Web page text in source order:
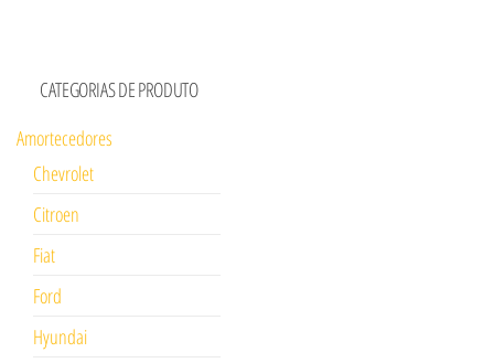
CATEGORIAS DE PRODUTO
Amortecedores
Chevrolet
Citroen
Fiat
Ford
Hyundai